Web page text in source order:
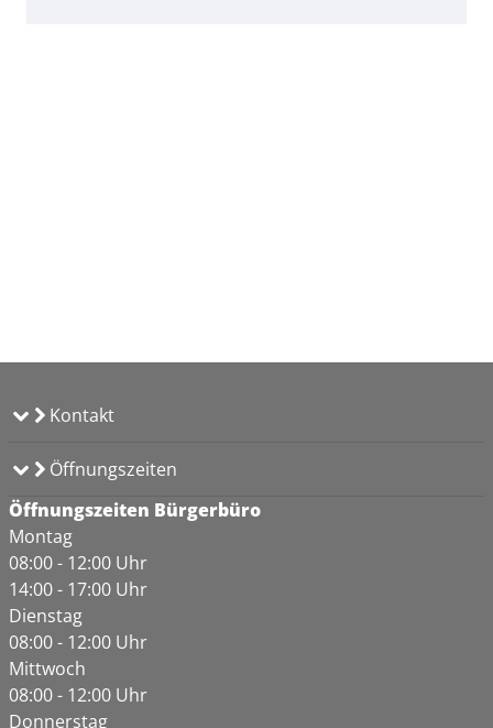
Kontakt
Öffnungszeiten
Öffnungszeiten Bürgerbüro
Montag
08:00 - 12:00 Uhr
14:00 - 17:00 Uhr
Dienstag
08:00 - 12:00 Uhr
Mittwoch
08:00 - 12:00 Uhr
Donnerstag